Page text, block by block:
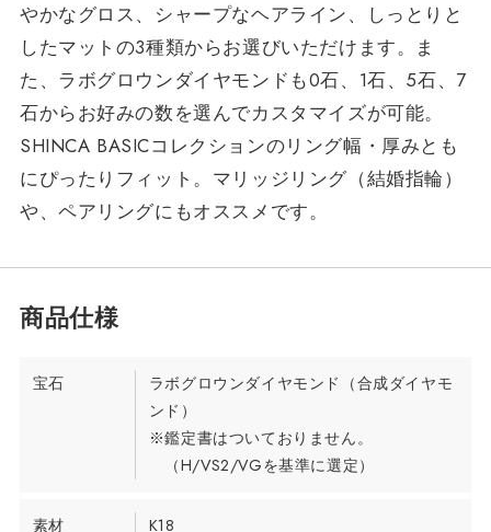
やかなグロス、シャープなヘアライン、しっとりと
したマットの3種類からお選びいただけます。ま
た、ラボグロウンダイヤモンドも0石、1石、5石、7
石からお好みの数を選んでカスタマイズが可能。
SHINCA BASICコレクションのリング幅・厚みとも
にぴったりフィット。マリッジリング（結婚指輪）
や、ペアリングにもオススメです。
宝石
ラボグロウンダイヤモンド（合成ダイヤモ
ンド）
※鑑定書はついておりません。
（H/VS2/VGを基準に選定）
素材 K18